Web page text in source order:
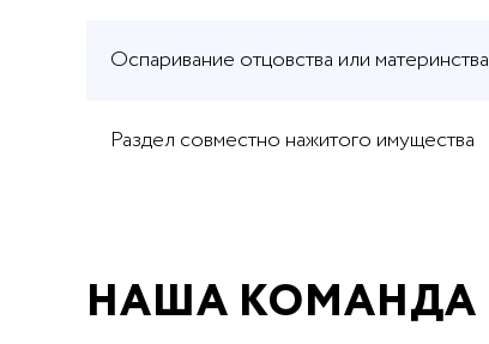
Оспаривание отцовства или материнства
Раздел совместно нажитого имущества
НАША КОМАНДА